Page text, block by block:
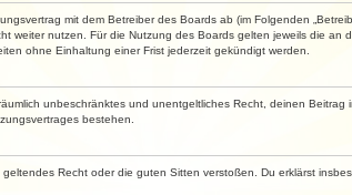
mit dem Betreiber des Boards ab (im Folgenden
nutzen. Für die Nutzung des Boards gelten jeweils die an
ohne Einhaltung einer Frist jederzeit gekündigt werden.
unbeschränktes und unentgeltliches Recht, deinen Beitrag
bestehen.
Recht oder die guten Sitten verstoßen. Du erklärst